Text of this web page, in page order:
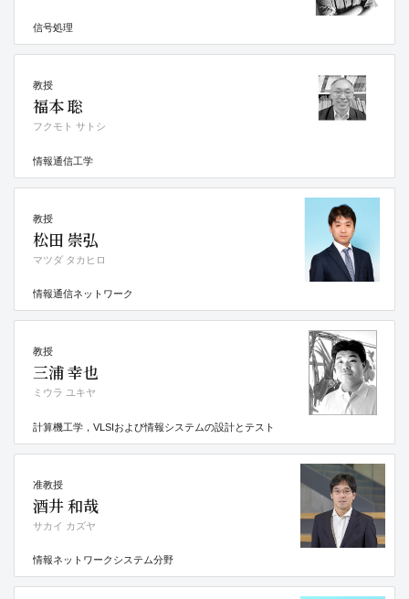
信号処理
教授
福本 聡
フクモト サトシ
情報通信工学
教授
松田 崇弘
マツダ タカヒロ
情報通信ネットワーク
教授
三浦 幸也
ミウラ ユキヤ
計算機工学，VLSIおよび情報システムの設計とテスト
准教授
酒井 和哉
サカイ カズヤ
情報ネットワークシステム分野